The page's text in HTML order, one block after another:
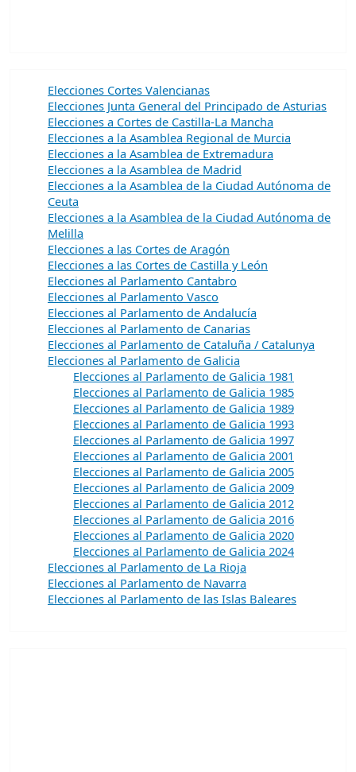
Elecciones Cortes Valencianas
Elecciones Junta General del Principado de Asturias
Elecciones a Cortes de Castilla-La Mancha
Elecciones a la Asamblea Regional de Murcia
Elecciones a la Asamblea de Extremadura
Elecciones a la Asamblea de Madrid
Elecciones a la Asamblea de la Ciudad Autónoma de
Ceuta
Elecciones a la Asamblea de la Ciudad Autónoma de
Melilla
Elecciones a las Cortes de Aragón
Elecciones a las Cortes de Castilla y León
Elecciones al Parlamento Cantabro
Elecciones al Parlamento Vasco
Elecciones al Parlamento de Andalucía
Elecciones al Parlamento de Canarias
Elecciones al Parlamento de Cataluña / Catalunya
Elecciones al Parlamento de Galicia
Elecciones al Parlamento de Galicia 1981
Elecciones al Parlamento de Galicia 1985
Elecciones al Parlamento de Galicia 1989
Elecciones al Parlamento de Galicia 1993
Elecciones al Parlamento de Galicia 1997
Elecciones al Parlamento de Galicia 2001
Elecciones al Parlamento de Galicia 2005
Elecciones al Parlamento de Galicia 2009
Elecciones al Parlamento de Galicia 2012
Elecciones al Parlamento de Galicia 2016
Elecciones al Parlamento de Galicia 2020
Elecciones al Parlamento de Galicia 2024
Elecciones al Parlamento de La Rioja
Elecciones al Parlamento de Navarra
Elecciones al Parlamento de las Islas Baleares